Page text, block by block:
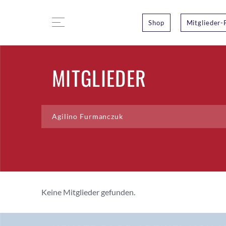
Shop Mitglieder-
MITGLIEDER
Keine Mitglieder gefunden.